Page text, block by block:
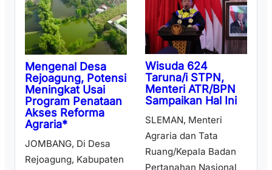
Mengenal Desa
Rejoagung, Potensi
Meningkat Usai
Program Penataan
Akses Reforma
Agraria*
JOMBANG, Di Desa
Rejoagung, Kabupaten
Wisuda 624
Taruna/i STPN,
Menteri ATR/BPN
Sampaikan Hal Ini
SLEMAN, Menteri
Agraria dan Tata
Ruang/Kepala Badan
Pertanahan Nasional